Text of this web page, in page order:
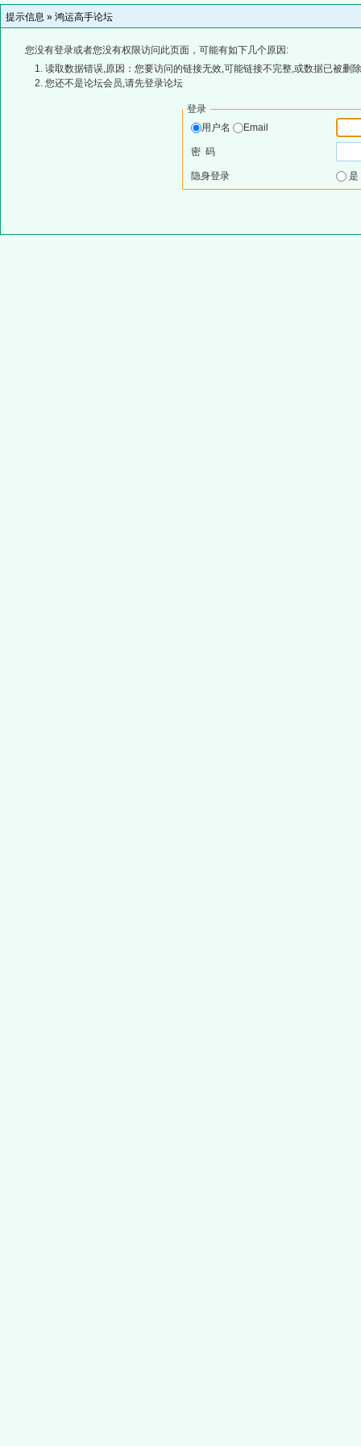
提示信息 » 鸿运高手论坛
您没有登录或者您没有权限访问此页面，可能有如下几个原因:
读取数据错误,原因：您要访问的链接无效,可能链接不完整,或数据已被删
您还不是论坛会员,请先登录论坛
登录
用户名
Email
密 码
隐身登录